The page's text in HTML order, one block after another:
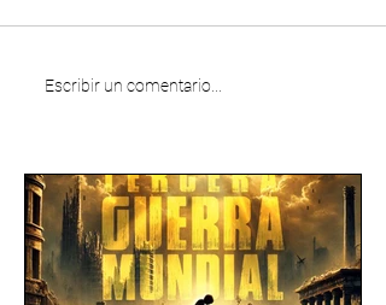
Escribir un comentario...